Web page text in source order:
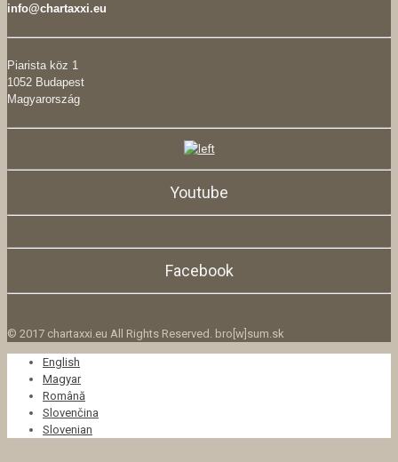
info@chartaxxi.eu
Piarista köz 1
1052 Budapest
Magyarország
Youtube
Facebook
© 2017 chartaxxi.eu All Rights Reserved. bro[w]sum.sk
English
Magyar
Română
Slovenčina
Slovenian